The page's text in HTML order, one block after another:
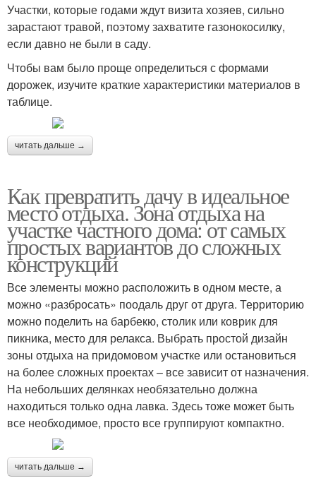
Участки, которые годами ждут визита хозяев, сильно
зарастают травой, поэтому захватите газонокосилку,
если давно не были в саду.
Чтобы вам было проще определиться с формами
дорожек, изучите краткие характеристики материалов в
таблице.
читать дальше →
Как превратить дачу в идеальное
место отдыха. Зона отдыха на
участке частного дома: от самых
простых вариантов до сложных
конструкций
Все элементы можно расположить в одном месте, а
можно «разбросать» поодаль друг от друга. Территорию
можно поделить на барбекю, столик или коврик для
пикника, место для релакса. Выбрать простой дизайн
зоны отдыха на придомовом участке или остановиться
на более сложных проектах – все зависит от назначения.
На небольших делянках необязательно должна
находиться только одна лавка. Здесь тоже может быть
все необходимое, просто все группируют компактно.
читать дальше →